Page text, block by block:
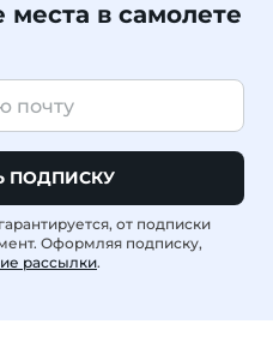
в самолете
ПОДПИСКУ
от подписки
Оформляя подписку,
рассылки.